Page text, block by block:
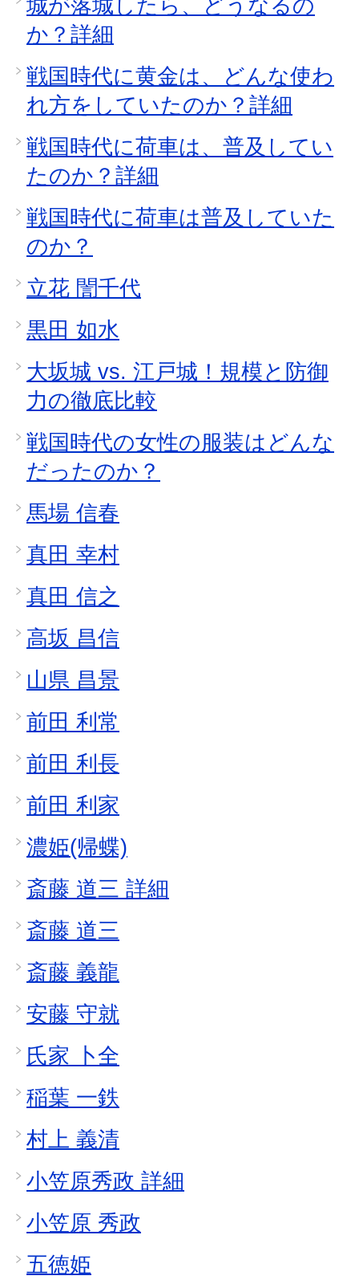
城が落城したら、どうなるの
か？詳細
戦国時代に黄金は、どんな使わ
れ方をしていたのか？詳細
戦国時代に荷車は、普及してい
たのか？詳細
戦国時代に荷車は普及していた
のか？
立花 誾千代
黒田 如水
大坂城 vs. 江戸城！規模と防御
力の徹底比較
戦国時代の女性の服装はどんな
だったのか？
馬場 信春
真田 幸村
真田 信之
高坂 昌信
山県 昌景
前田 利常
前田 利長
前田 利家
濃姫(帰蝶)
斎藤 道三 詳細
斎藤 道三
斎藤 義龍
安藤 守就
氏家 卜全
稲葉 一鉄
村上 義清
小笠原秀政 詳細
小笠原 秀政
五徳姫